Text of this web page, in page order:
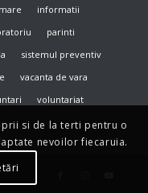
informatii
parinti
sistemul preventiv
vacanta de vara
voluntariat
si de la terti pentru o
nevoilor fiecaruia.